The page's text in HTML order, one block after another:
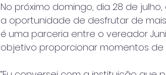
No próximo domingo, dia 28 de
a oportunidade de desfrutar de
é uma parceria entre o vereador
objetivo proporcionar momentos